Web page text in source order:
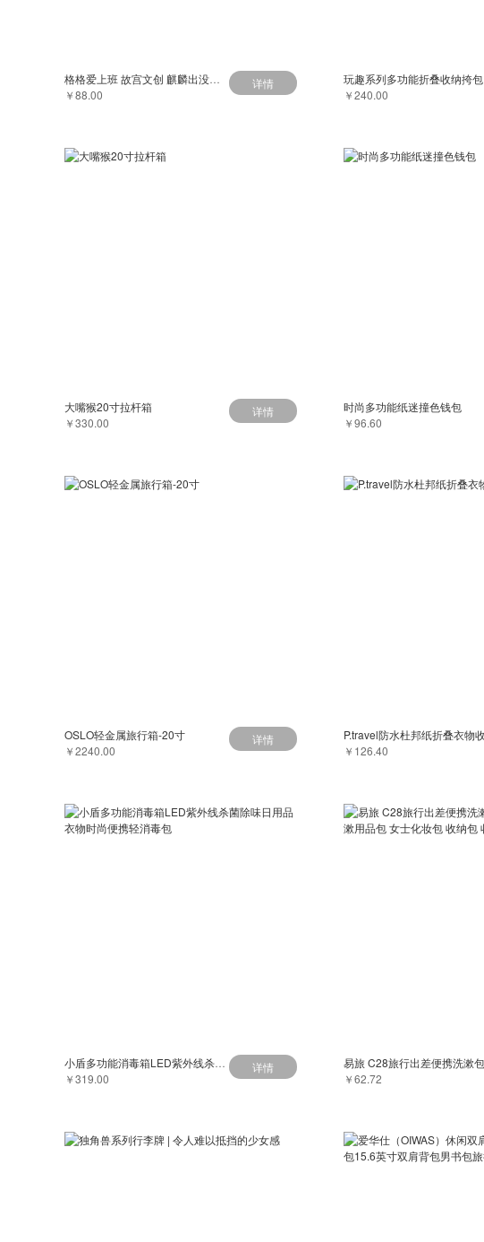
￥88.00
详情
玩趣系列多功能折叠收纳挎包
￥240.00
大嘴猴20寸拉杆箱
￥330.00
详情
时尚多功能纸迷撞色钱包
￥96.60
OSLO轻金属旅行箱-20寸
￥2240.00
详情
￥126.40
￥319.00
详情
￥62.72